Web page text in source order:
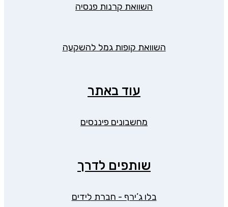
השוואת קרנות פנסיה
השוואת קופות גמל להשקעה
עוד באתר
מחשבונים פיננסים
שותפים לדרך
בלו ג’ירף - חברת לידים